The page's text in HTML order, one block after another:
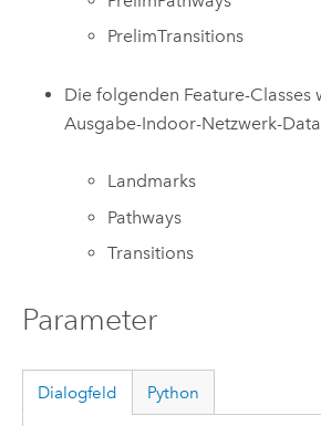
PrelimTransitions
Die folgenden Feature-Classes
Ausgabe-Indoor-Netzwerk-
Landmarks
Pathways
Transitions
Parameter
Dialogfeld Python